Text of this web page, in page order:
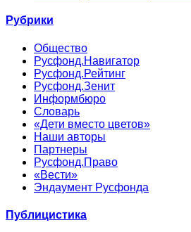
Рубрики
Общество
Русфонд.Навигатор
Русфонд.Рейтинг
Русфонд.Зенит
Информбюро
Словарь
«Дети вместо цветов»
Наши авторы
Партнеры
Русфонд.Право
«Вести»
Эндаумент Русфонда
Публицистика